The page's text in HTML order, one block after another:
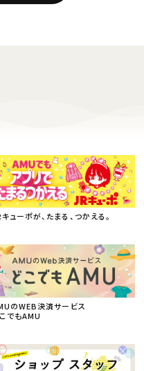
ューポが、たまる、つかえる。
のWEB決済サービス
でもAMU